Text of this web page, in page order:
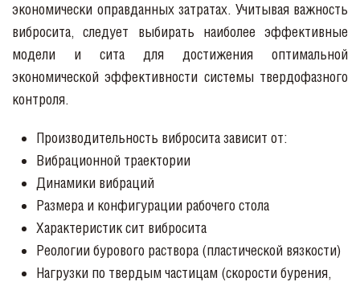
экономически оправданных затратах. Учитывая важность
вибросита, следует выбирать наиболее эффективные
модели и сита для достижения оптимальной
экономической эффективности системы твердофазного
контроля.
Производительность вибросита зависит от:
Вибрационной траектории
Динамики вибраций
Размера и конфигурации рабочего стола
Характеристик сит вибросита
Реологии бурового раствора (пластической вязкости)
Нагрузки по твердым частицам (скорости бурения,